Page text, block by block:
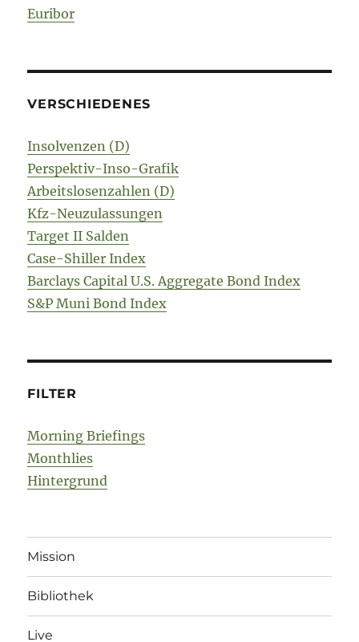
Euribor
VERSCHIEDENES
Insolvenzen (D)
Perspektiv-Inso-Grafik
Arbeitslosenzahlen (D)
Kfz-Neuzulassungen
Target II Salden
Case-Shiller Index
Barclays Capital U.S. Aggregate Bond Index
S&P Muni Bond Index
FILTER
Morning Briefings
Monthlies
Hintergrund
Mission
Bibliothek
Live